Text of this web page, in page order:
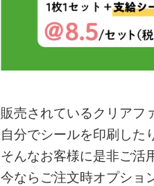
販売されているクリアフ
自分でシールを印刷した
そんなお客様に是非ご活
今ならご注文時オプショ